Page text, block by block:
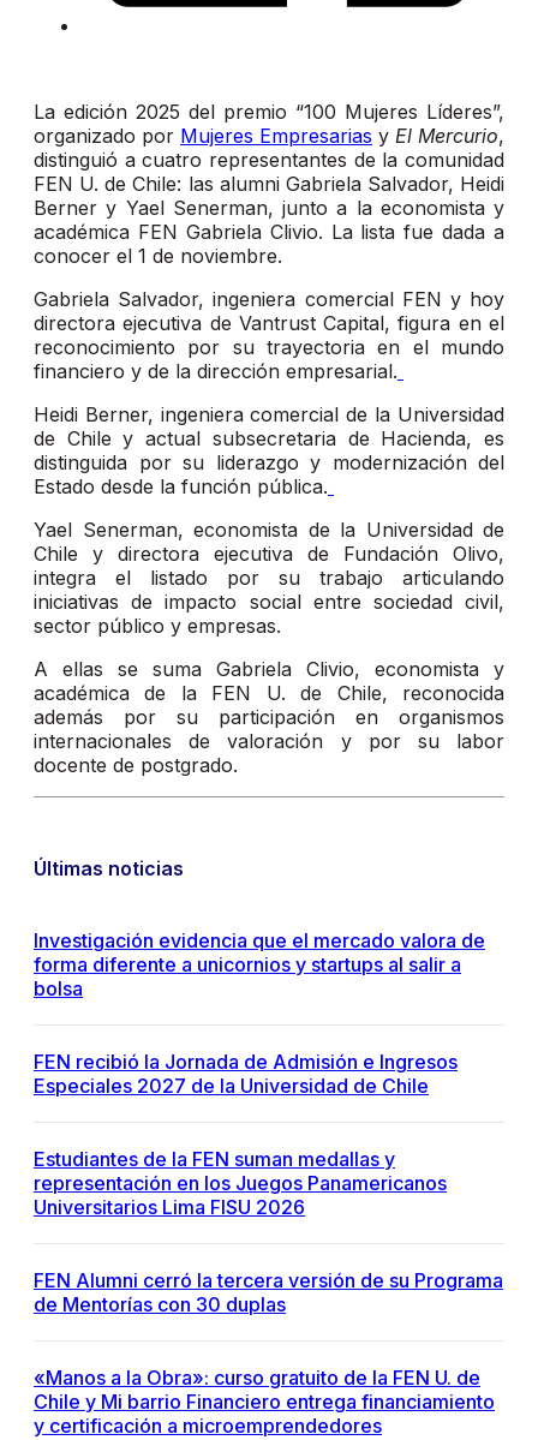
La edición 2025 del premio “100 Mujeres Líderes”,
organizado por Mujeres Empresarias y El Mercurio,
distinguió a cuatro representantes de la comunidad
FEN U. de Chile: las alumni Gabriela Salvador, Heidi
Berner y Yael Senerman, junto a la economista y
académica FEN Gabriela Clivio. La lista fue dada a
conocer el 1 de noviembre.
Gabriela Salvador, ingeniera comercial FEN y hoy
directora ejecutiva de Vantrust Capital, figura en el
reconocimiento por su trayectoria en el mundo
financiero y de la dirección empresarial.
Heidi Berner, ingeniera comercial de la Universidad
de Chile y actual subsecretaria de Hacienda, es
distinguida por su liderazgo y modernización del
Estado desde la función pública.
Yael Senerman, economista de la Universidad de
Chile y directora ejecutiva de Fundación Olivo,
integra el listado por su trabajo articulando
iniciativas de impacto social entre sociedad civil,
sector público y empresas.
A ellas se suma Gabriela Clivio, economista y
académica de la FEN U. de Chile, reconocida
además por su participación en organismos
internacionales de valoración y por su labor
docente de postgrado.
Últimas noticias
Investigación evidencia que el mercado valora de
forma diferente a unicornios y startups al salir a
bolsa
FEN recibió la Jornada de Admisión e Ingresos
Especiales 2027 de la Universidad de Chile
Estudiantes de la FEN suman medallas y
representación en los Juegos Panamericanos
Universitarios Lima FISU 2026
FEN Alumni cerró la tercera versión de su Programa
de Mentorías con 30 duplas
«Manos a la Obra»: curso gratuito de la FEN U. de
Chile y Mi barrio Financiero entrega financiamiento
y certificación a microemprendedores